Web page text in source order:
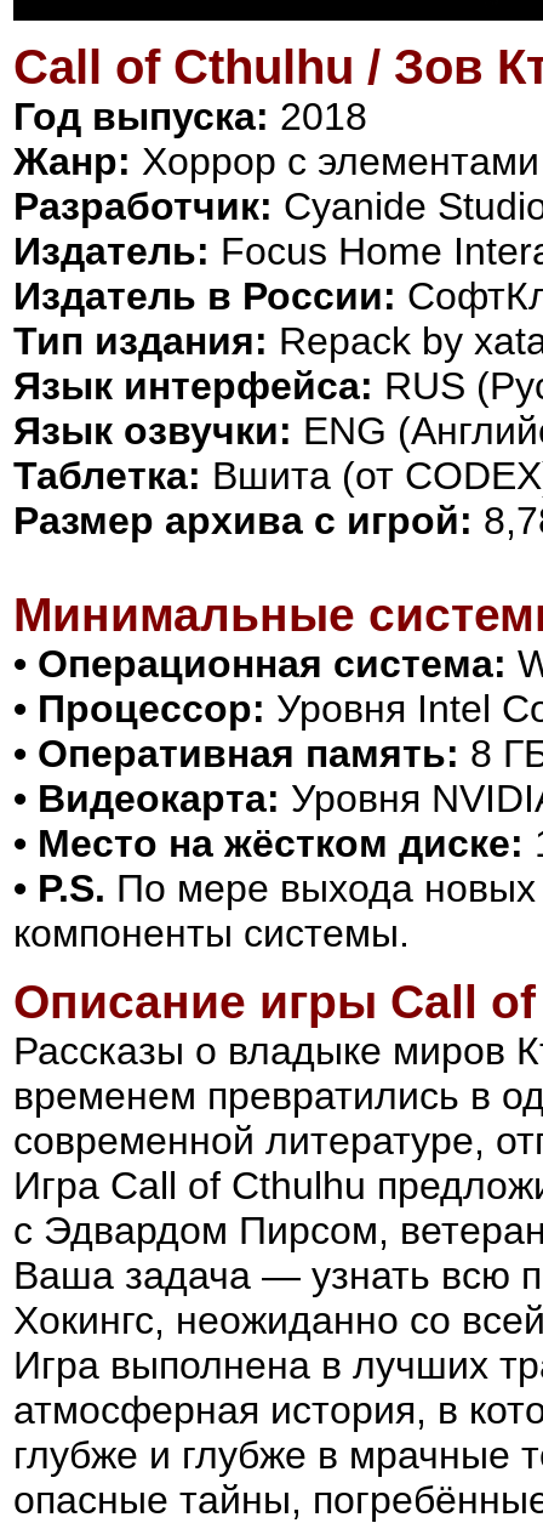
Call of Cthulhu / Зов
Год выпуска: 2018
Жанр: Хоррор с
Разработчик: Cyanide
Издатель: Focus Home
Издатель в России:
Тип издания: Repack by
Язык интерфейса: RUS
Язык озвучки: ENG
Таблетка: Вшита (от
Размер архива с игрой:
Минимальные
• Операционная система:
• Процессор: Уровня Intel
• Оперативная память: 8
• Видеокарта: Уровня
• Место на жёстком диске:
• P.S. По мере выхода новых
компоненты системы.
Описание игры Call
Рассказы о владыке миров
временем превратились в
современной литературе,
Игра Call of Cthulhu
с Эдвардом Пирсом,
Ваша задача — узнать всю
Хокингс, неожиданно со
Игра выполнена в лучших
атмосферная история, в
глубже и глубже в мрачные
опасные тайны,